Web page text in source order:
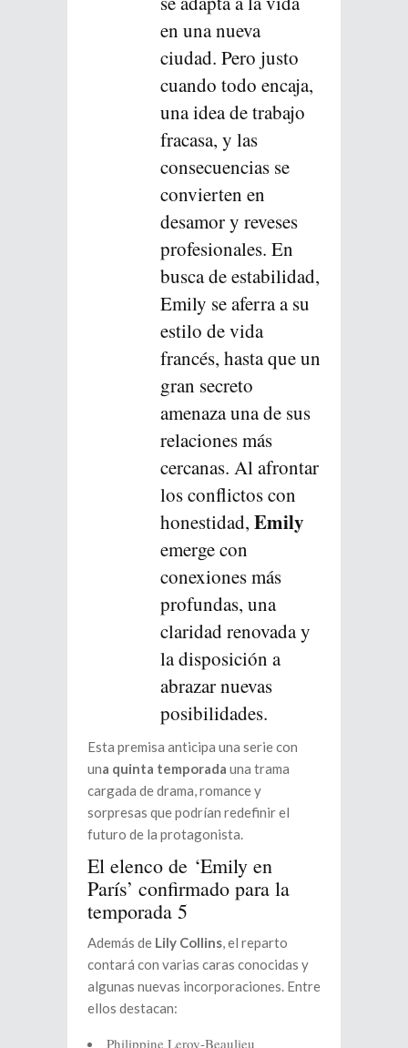
en una nueva
ciudad. Pero justo
cuando todo encaja,
una idea de trabajo
fracasa, y las
consecuencias se
convierten en
desamor y reveses
profesionales. En
busca de estabilidad,
Emily se aferra a su
estilo de vida
francés, hasta que un
gran secreto
amenaza una de sus
relaciones más
cercanas. Al afrontar
los conflictos con
honestidad, Emily
emerge con
conexiones más
profundas, una
claridad renovada y
la disposición a
abrazar nuevas
posibilidades.
Esta premisa anticipa una serie con
una quinta temporada una trama
cargada de drama, romance y
sorpresas que podrían redefinir el
futuro de la protagonista.
El elenco de ‘Emily en
París’ confirmado para la
temporada 5
Además de Lily Collins, el reparto
contará con varias caras conocidas y
algunas nuevas incorporaciones. Entre
ellos destacan:
Philippine Leroy-Beaulieu